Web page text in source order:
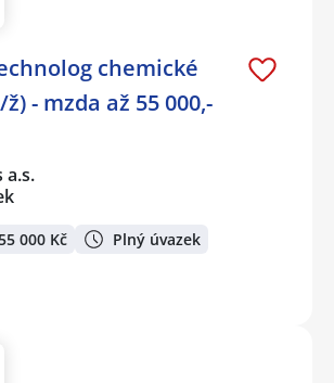
chemické
- mzda až 55 000,-
a.s.
000 Kč Plný úvazek